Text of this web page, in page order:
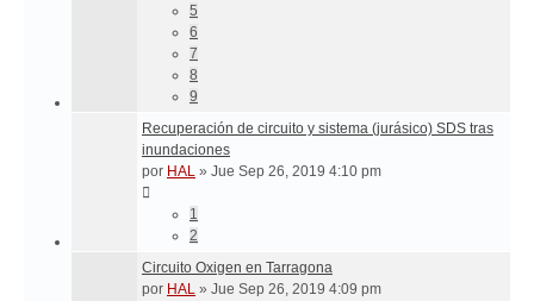
5
6
7
8
9
Recuperación de circuito y sistema (jurásico) SDS tras
inundaciones
por HAL » Jue Sep 26, 2019 4:10 pm
1
2
Circuito Oxigen en Tarragona
por HAL » Jue Sep 26, 2019 4:09 pm